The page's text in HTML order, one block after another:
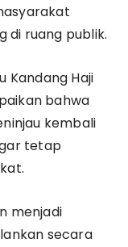
di ruang publik.
Kandang Haji
bahwa
kembali
tetap
menjadi
secara